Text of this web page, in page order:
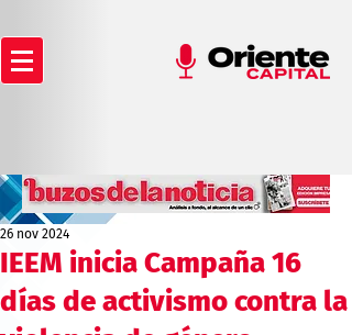
IEEM inicia Campaña 16
días de activismo contra la
26 nov 2024